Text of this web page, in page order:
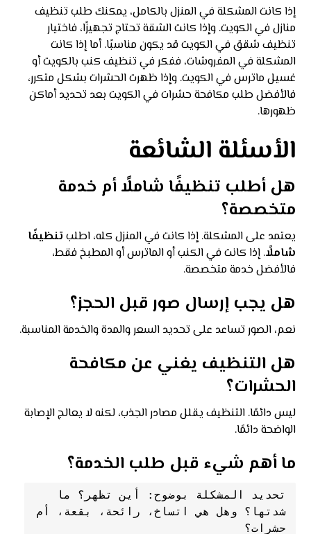
إذا كانت المشكلة في المنزل بالكامل، يمكنك طلب تنظيف
منازل في الكويت. وإذا كانت الشقة تحتاج تجهيزًا، فاختيار
تنظيف شقق في الكويت قد يكون مناسبًا. أما إذا كانت
المشكلة في المفروشات، ففكر في تنظيف كنب بالكويت أو
غسيل ماترس في الكويت. وإذا ظهرت الحشرات بشكل متكرر،
فالأفضل طلب مكافحة حشرات في الكويت بعد تحديد أماكن
ظهورها.
الأسئلة الشائعة
هل أطلب تنظيفًا شاملًا أم خدمة
متخصصة؟
يعتمد على المشكلة. إذا كانت في المنزل كله، اطلب تنظيفًا
شاملًا. إذا كانت في الكنب أو الماترس أو المطبخ فقط،
فالأفضل خدمة متخصصة.
هل يجب إرسال صور قبل الحجز؟
نعم، الصور تساعد على تحديد السعر والمدة والخدمة المناسبة.
هل التنظيف يغني عن مكافحة
الحشرات؟
ليس دائمًا. التنظيف يقلل مصادر الجذب، لكنه لا يعالج الإصابة
الواضحة دائمًا.
ما أهم شيء قبل طلب الخدمة؟
حشرات؟